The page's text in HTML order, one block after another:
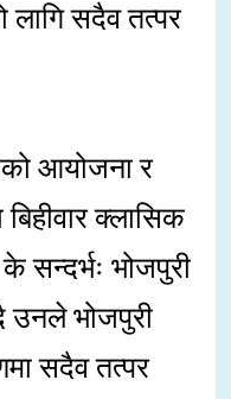
लागि सदैव तत्पर
आयोजना र
क्लासिक
के सन्दर्भः भोजपुरी
उनले भोजपुरी
सदैव तत्पर